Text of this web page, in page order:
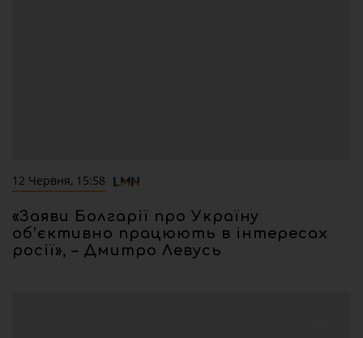
12 Червня, 15:58
«Заяви Болгарії про Україну
об’єктивно працюють в інтересах
росії», – Дмитро Левусь